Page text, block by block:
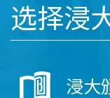
选择浸
浸大